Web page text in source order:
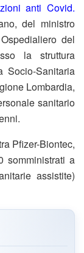
anti Covid.
del ministro
del
la struttura
Socio-Sanitaria
Lombardia,
sanitario
Pfizer-Biontec,
somministrati a
assistite)